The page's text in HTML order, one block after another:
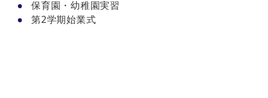
保育園・幼稚園実習
第2学期始業式